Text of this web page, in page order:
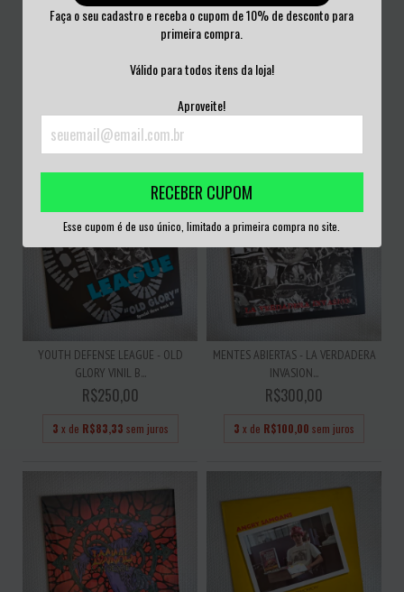
Faça o seu cadastro e receba o cupom de 10% de desconto para
primeira compra.
Válido para todos itens da loja!
Aproveite!
RECEBER CUPOM
Esse cupom é de uso único, limitado a primeira compra no site.
VINIL BRASI...
YOUTH DEFENSE LEAGUE - OLD
GLORY VINIL B...
R$250,00
3 x de R$83,33 sem juros
MENTES ABIERTAS - LA VERDADERA
INVASION...
R$300,00
3 x de R$100,00 sem juros